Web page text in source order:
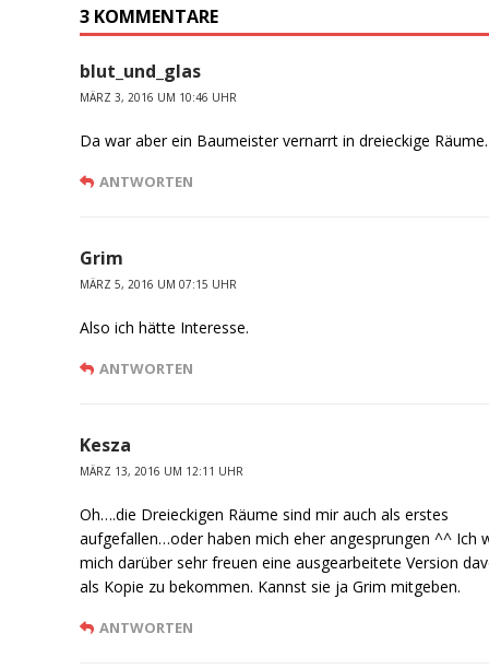
3 KOMMENTARE
blut_und_glas
MÄRZ 3, 2016 UM 10:46 UHR
Da war aber ein Baumeister vernarrt in dreieckige
ANTWORTEN
Grim
MÄRZ 5, 2016 UM 07:15 UHR
Also ich hätte Interesse.
ANTWORTEN
Kesza
MÄRZ 13, 2016 UM 12:11 UHR
Oh….die Dreieckigen Räume sind mir auch als erstes
aufgefallen…oder haben mich eher angesprungen ^^ Ich
mich darüber sehr freuen eine ausgearbeitete Version
als Kopie zu bekommen. Kannst sie ja Grim mitgeben.
ANTWORTEN